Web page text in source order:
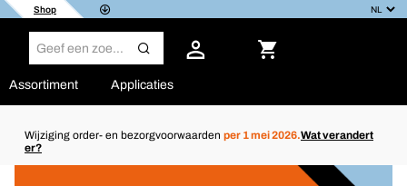
Shop
Assortiment Applicaties
Wijziging order- en bezorgvoorwaarden per 1 mei 2026.Wat verandert
er?